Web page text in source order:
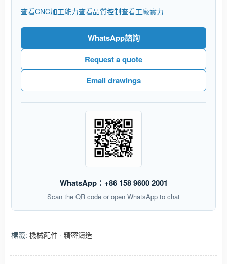
查看CNC加工能力查看品質控制查看工廠實力
WhatsApp諮詢
Request a quote
Email drawings
WhatsApp：+86 158 9600 2001
Scan the QR code or open WhatsApp to chat
標籤: 機械配件 · 精密鑄造